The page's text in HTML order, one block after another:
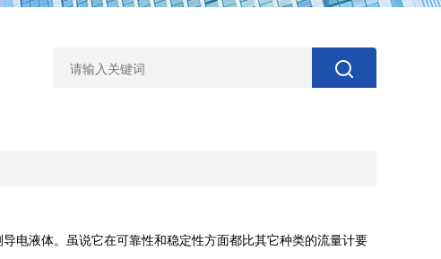
电液体。虽说它在可靠性和稳定性方面都比其它种类的流量计要